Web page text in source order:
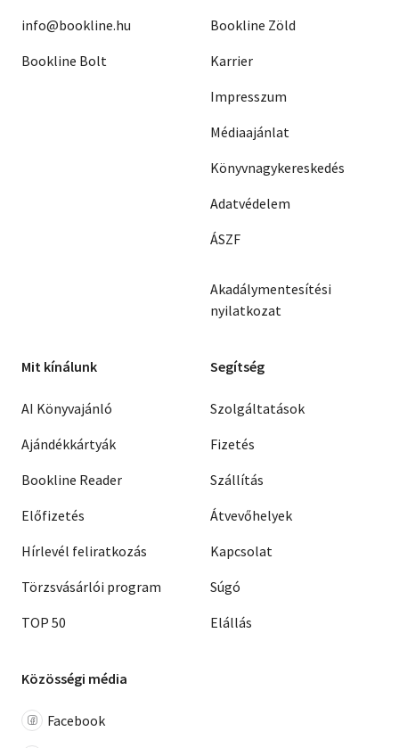
info@bookline.hu
Bookline Bolt
Bookline Zöld
Karrier
Impresszum
Médiaajánlat
Könyvnagykereskedés
Adatvédelem
ÁSZF
Akadálymentesítési
nyilatkozat
Mit kínálunk
AI Könyvajánló
Ajándékkártyák
Bookline Reader
Előfizetés
Hírlevél feliratkozás
Törzsvásárlói program
TOP 50
Segítség
Szolgáltatások
Fizetés
Szállítás
Átvevőhelyek
Kapcsolat
Súgó
Elállás
Közösségi média
Facebook